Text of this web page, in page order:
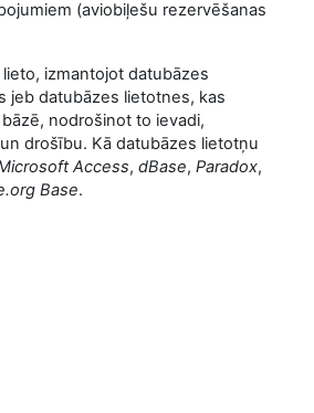
(aviobiļešu rezervēšanas
izmantojot datubāzes
jeb datubāzes lietotnes, kas
nodrošinot to ievadi,
drošību. Kā datubāzes lietotņu
Access, dBase, Paradox,
Base.